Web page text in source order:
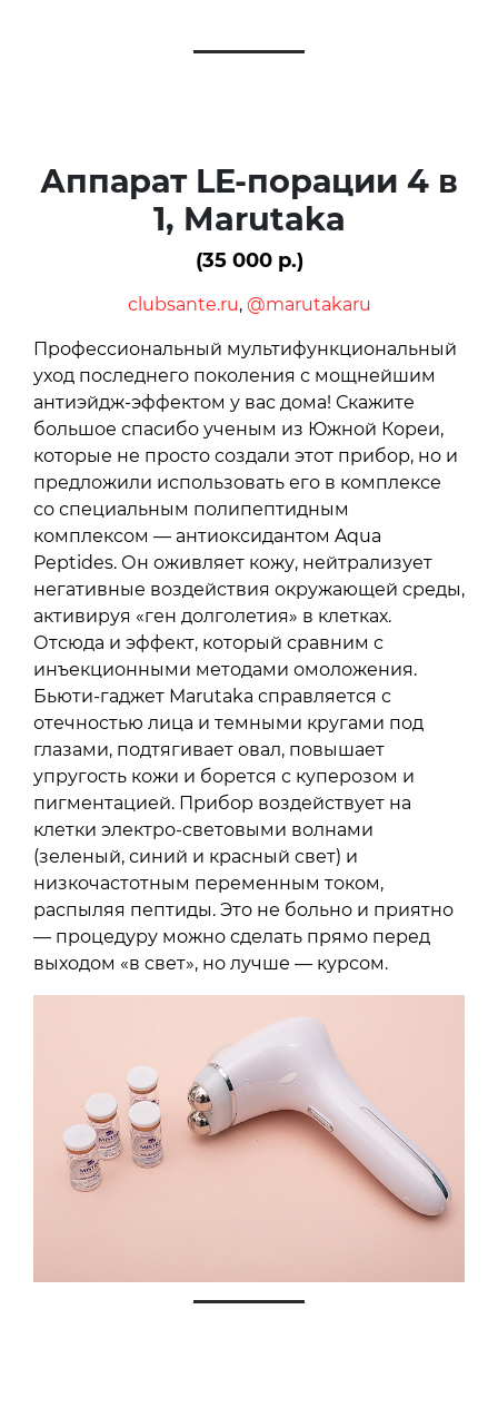
Аппарат LE-порации 4 в
1, Marutaka
(35 000 р.)
clubsante.ru, @marutakaru
Профессиональный мультифункциональный
уход последнего поколения с мощнейшим
антиэйдж-эффектом у вас дома! Скажите
большое спасибо ученым из Южной Кореи,
которые не просто создали этот прибор, но и
предложили использовать его в комплексе
со специальным полипептидным
комплексом — антиоксидантом Aqua
Peptides. Он оживляет кожу, нейтрализует
негативные воздействия окружающей среды,
активируя «ген долголетия» в клетках.
Отсюда и эффект, который сравним с
инъекционными методами омоложения.
Бьюти-гаджет Marutaka справляется с
отечностью лица и темными кругами под
глазами, подтягивает овал, повышает
упругость кожи и борется с куперозом и
пигментацией. Прибор воздействует на
клетки электро-cветовыми волнами
(зеленый, синий и красный свет) и
низкочастотным переменным током,
распыляя пептиды. Это не больно и приятно
— процедуру можно сделать прямо перед
выходом «в свет», но лучше — курсом.